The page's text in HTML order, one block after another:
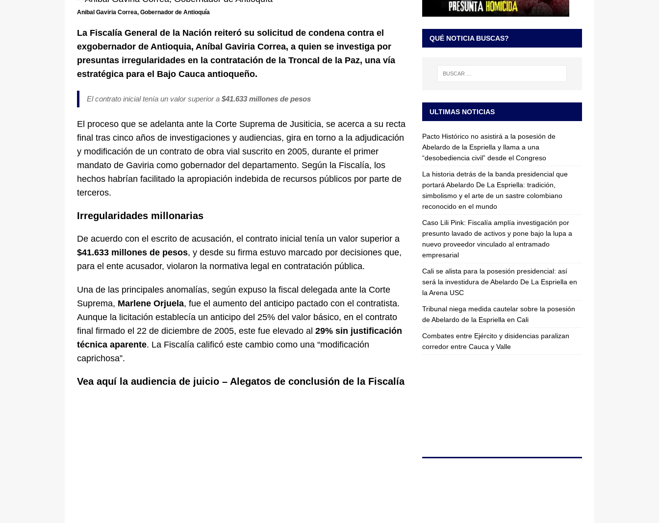
De La Espriella en la Arena USC
en Cali JUDICIALES
Anibal Gaviria Correa, Gobernador de Antioquía
La Fiscalía General de la Nación reiteró su solicitud de condena contra el
exgobernador de Antioquia, Aníbal Gaviria Correa, a quien se investiga por
presuntas irregularidades en la contratación de la Troncal de la Paz, una vía
estratégica para el Bajo Cauca antioqueño.
El contrato inicial tenía un valor superior a $41.633 millones de pesos
El proceso que se adelanta ante la Corte Suprema de Jusiticia, se acerca a su recta
final tras cinco años de investigaciones y audiencias, gira en torno a la adjudicación
y modificación de un contrato de obra vial suscrito en 2005, durante el primer
mandato de Gaviria como gobernador del departamento. Según la Fiscalía, los
hechos habrían facilitado la apropiación indebida de recursos públicos por parte de
terceros.
Irregularidades millonarias
De acuerdo con el escrito de acusación, el contrato inicial tenía un valor superior a
$41.633 millones de pesos, y desde su firma estuvo marcado por decisiones que,
para el ente acusador, violaron la normativa legal en contratación pública.
Una de las principales anomalías, según expuso la fiscal delegada ante la Corte
Suprema, Marlene Orjuela, fue el aumento del anticipo pactado con el contratista.
Aunque la licitación establecía un anticipo del 25% del valor básico, en el contrato
final firmado el 22 de diciembre de 2005, este fue elevado al 29% sin justificación
técnica aparente. La Fiscalía calificó este cambio como una “modificación
caprichosa”.
Vea aquí la audiencia de juicio – Alegatos de conclusión de la Fiscalía
QUÉ NOTICIA BUSCAS?
ULTIMAS NOTICIAS
Pacto Histórico no asistirá a la posesión de
Abelardo de la Espriella y llama a una
“desobediencia civil” desde el Congreso
La historia detrás de la banda presidencial que
portará Abelardo De La Espriella: tradición,
simbolismo y el arte de un sastre colombiano
reconocido en el mundo
Caso Lili Pink: Fiscalía amplía investigación por
presunto lavado de activos y pone bajo la lupa a
nuevo proveedor vinculado al entramado
empresarial
Cali se alista para la posesión presidencial: así
será la investidura de Abelardo De La Espriella en
la Arena USC
Tribunal niega medida cautelar sobre la posesión
de Abelardo de la Espriella en Cali
Combates entre Ejército y disidencias paralizan
corredor entre Cauca y Valle